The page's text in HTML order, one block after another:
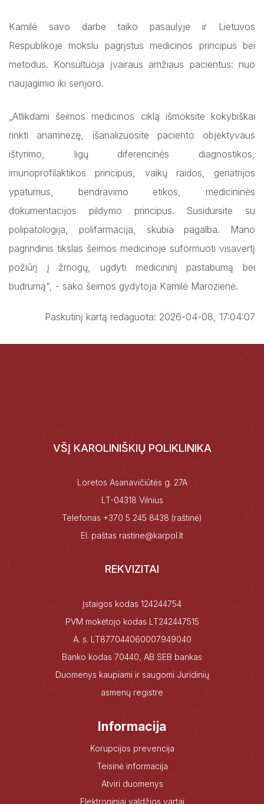
Inga Umbrasaitė Gydytoja oftalmologė
Jonas Jurėnas Gydytojas otorinolaringologas
Vilija Žeimytė Gydytoja chirurgė
Įsidarbinimo procesas rezidentams
Kamilė savo darbe taiko pasaulyje ir Lietuvos
Respublikoje mokslu pagrįstus medicinos principus bei
metodus. Konsultuoja įvairaus amžiaus pacientus: nuo
naujagimio iki senjoro.
„Atlikdami šeimos medicinos ciklą išmoksite kokybiškai
rinkti anamnezę, išanalizuosite paciento objektyvaus
ištyrimo, ligų diferencinės diagnostikos,
imunoprofilaktikos principus, vaikų raidos, geriatrijos
ypatumus, bendravimo etikos, medicininės
dokumentacijos pildymo principus. Susidursite su
polipatologija, polifarmacija, skubia pagalba. Mano
pagrindinis tikslas šeimos medicinoje suformuoti visavertį
požiūrį į žmogų, ugdyti medicininį pastabumą bei
budrumą“, - sako šeimos gydytoja Kamilė Marozienė.
Paskutinį kartą redaguota: 2026-04-08, 17:04:07
VŠĮ KAROLINIŠKIŲ POLIKLINIKA
Loretos Asanavičiūtės g. 27A
LT-04318 Vilnius
Telefonas +370 5 245 8438 (raštinė)
El. paštas rastine@karpol.lt
REKVIZITAI
Įstaigos kodas 124244754
PVM mokėtojo kodas LT242447515
A. s. LT877044060007949040
Banko kodas 70440, AB SEB bankas
Duomenys kaupiami ir saugomi Juridinių
asmenų registre
Informacija
Korupcijos prevencija
Teisinė informacija
Atviri duomenys
Elektroniniai valdžios vartai